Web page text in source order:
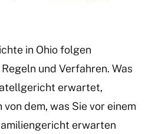
in Ohio folgen
und Verfahren. Was
erwartet,
dem, was Sie vor einem
erwarten